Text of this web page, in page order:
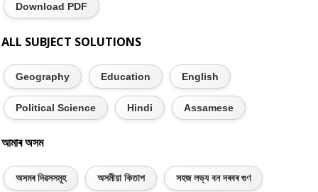
Download PDF
ALL SUBJECT SOLUTIONS
Geography Education English
Political Science Hindi Assamese
আমাৰ অসম
অসমৰ দিৱসসমূহ অসমীয়া কিতাপ সহজ লভ্য বন দৰবৰ গুণ